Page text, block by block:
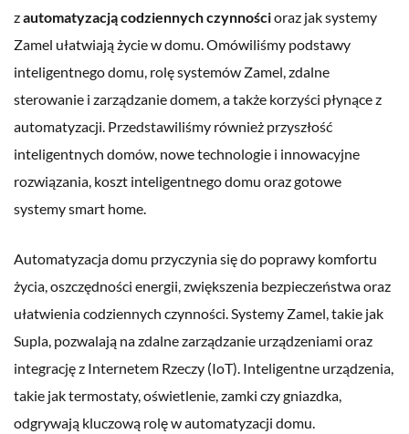
zautomatyzacją codziennych czynnościoraz jak systemy
Zamel ułatwiają życie w domu. Omówiliśmy podstawy
inteligentnego domu, rolę systemów Zamel, zdalne
sterowanie i zarządzanie domem, a także korzyści płynące z
automatyzacji. Przedstawiliśmy również przyszłość
inteligentnych domów, nowe technologie i innowacyjne
rozwiązania, koszt inteligentnego domu oraz gotowe
systemy smart home.
Automatyzacja domu przyczynia się do poprawy komfortu
życia, oszczędności energii, zwiększenia bezpieczeństwa oraz
ułatwienia codziennych czynności. Systemy Zamel, takie jak
Supla, pozwalają na zdalne zarządzanie urządzeniami oraz
integrację z Internetem Rzeczy (IoT). Inteligentne urządzenia,
takie jak termostaty, oświetlenie, zamki czy gniazdka,
odgrywają kluczową rolę w automatyzacji domu.